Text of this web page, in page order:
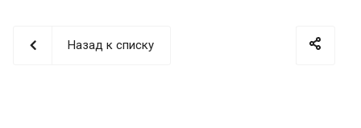
Назад к списку